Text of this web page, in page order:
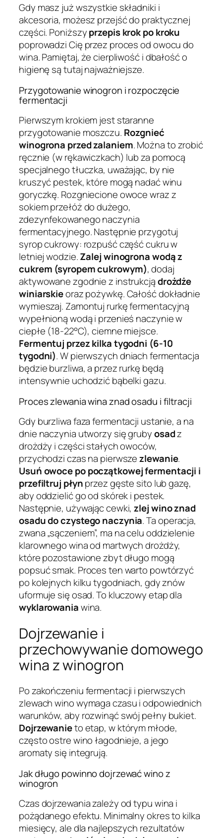
Gdy masz już wszystkie składniki i
akcesoria, możesz przejść do praktycznej
części. Poniższyprzepis krok po kroku
poprowadzi Cię przez proces od owocu do
wina. Pamiętaj, że cierpliwość i dbałość o
higienę są tutaj najważniejsze.
Przygotowanie winogron i rozpoczęcie
fermentacji
Pierwszym krokiem jest staranne
przygotowanie moszczu. Rozgnieć
winogrona przed zalaniem. Można to zrobić
ręcznie (w rękawiczkach) lub za pomocą
specjalnego tłuczka, uważając, by nie
kruszyć pestek, które mogą nadać winu
goryczkę. Rozgniecione owoce wraz z
sokiem przełóż do dużego,
zdezynfekowanego naczynia
fermentacyjnego. Następnie przygotuj
syrop cukrowy: rozpuść część cukru w
letniej wodzie.Zalej winogrona wodą z
cukrem (syropem cukrowym), dodaj
aktywowane zgodnie z instrukcjądrożdże
winiarskieoraz pożywkę. Całość dokładnie
wymieszaj. Zamontuj rurkę fermentacyjną
wypełnioną wodą i przenieś naczynie w
ciepłe (18-22°C), ciemne miejsce.
Fermentuj przez kilka tygodni (6-10
tygodni). W pierwszych dniach fermentacja
będzie burzliwa, a przez rurkę będą
intensywnie uchodzić bąbelki gazu.
Proces zlewania wina znad osadu i filtracji
Gdy burzliwa faza fermentacji ustanie, a na
dnie naczynia utworzy się grubyosadz
drożdży i części stałych owoców,
przychodzi czas na pierwszezlewanie.
Usuń owoce po początkowej fermentacji i
przefiltruj płynprzez gęste sito lub gazę,
aby oddzielić go od skórek i pestek.
Następnie, używając cewki,zlej wino znad
osadu do czystego naczynia. Ta operacja,
zwana „sączeniem”, ma na celu oddzielenie
klarownego wina od martwych drożdży,
które pozostawione zbyt długo mogą
popsuć smak. Proces ten warto powtórzyć
po kolejnych kilku tygodniach, gdy znów
uformuje się osad. To kluczowy etap dla
wyklarowaniawina.
Dojrzewanie i
przechowywanie domowego
wina z winogron
Po zakończeniu fermentacji i pierwszych
zlewach wino wymaga czasu i odpowiednich
warunków, aby rozwinąć swój pełny bukiet.
Dojrzewanieto etap, w którym młode,
często ostre wino łagodnieje, a jego
aromaty się integrują.
Jak długo powinno dojrzewać wino z
winogron
Czas dojrzewania zależy od typu wina i
pożądanego efektu. Minimalny okres to kilka
miesięcy, ale dla najlepszych rezultatów